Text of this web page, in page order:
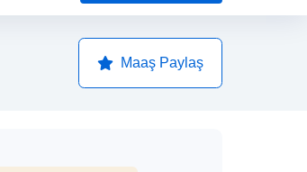
Maaş Paylaş